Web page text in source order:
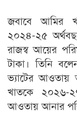
জবাবে আমির
২০২৪-২৫
রাজস্ব আয়ের
টাকা। তিনি
ভ্যাটের আওতায়
খাতকে ২০২৬-
আওতায় আনার